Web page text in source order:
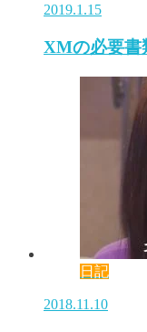
2019.1.15
XMの必要書
日記
2018.11.10